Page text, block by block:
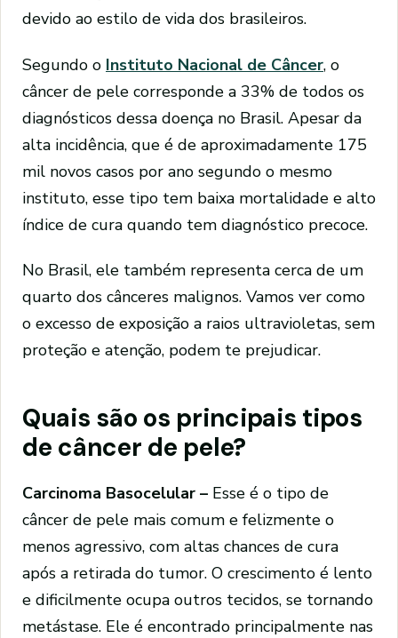
devido ao estilo de vida dos brasileiros.
Segundo o Instituto Nacional de Câncer, o
câncer de pele corresponde a 33% de todos os
diagnósticos dessa doença no Brasil. Apesar da
alta incidência, que é de aproximadamente 175
mil novos casos por ano segundo o mesmo
instituto, esse tipo tem baixa mortalidade e alto
índice de cura quando tem diagnóstico precoce.
No Brasil, ele também representa cerca de um
quarto dos cânceres malignos. Vamos ver como
o excesso de exposição a raios ultravioletas, sem
proteção e atenção, podem te prejudicar.
Quais são os principais tipos
de câncer de pele?
Carcinoma Basocelular – Esse é o tipo de
câncer de pele mais comum e felizmente o
menos agressivo, com altas chances de cura
após a retirada do tumor. O crescimento é lento
e dificilmente ocupa outros tecidos, se tornando
metástase. Ele é encontrado principalmente nas